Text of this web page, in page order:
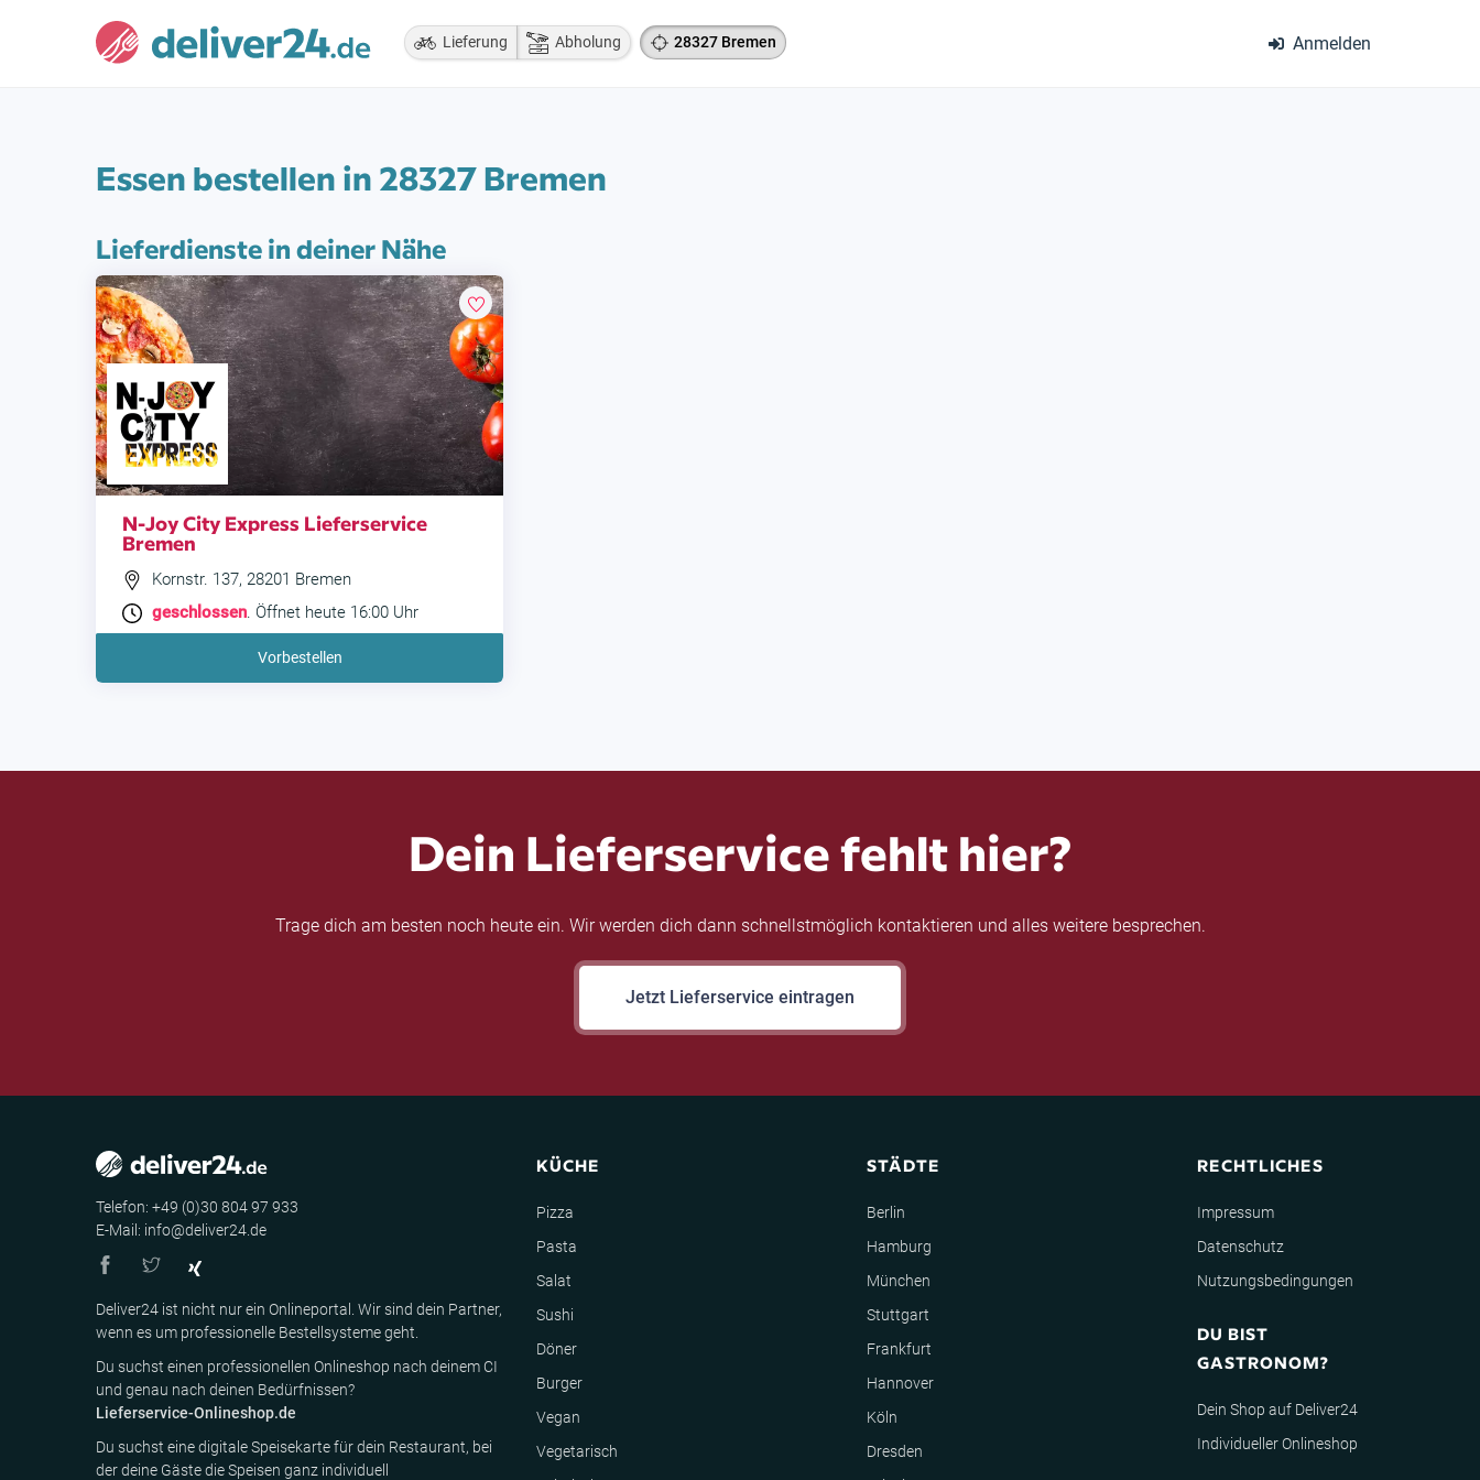
Anmelden
Lieferung Abholung 28327 Bremen
Essen bestellen in 28327 Bremen
Lieferdienste in deiner Nähe
N-Joy City Express Lieferservice
Bremen
Kornstr. 137, 28201 Bremen
geschlossen. Öffnet heute 16:00 Uhr
Vorbestellen
Dein Lieferservice fehlt hier?
Trage dich am besten noch heute ein. Wir werden dich dann schnellstmöglich kontaktieren und alles weitere besprechen.
Jetzt Lieferservice eintragen
Telefon: +49 (0)30 804 97 933
E-Mail: info@deliver24.de
Deliver24 ist nicht nur ein Onlineportal. Wir sind dein Partner,
wenn es um professionelle Bestellsysteme geht.
Du suchst einen professionellen Onlineshop nach deinem CI
und genau nach deinen Bedürfnissen?
Lieferservice-Onlineshop.de
Du suchst eine digitale Speisekarte für dein Restaurant, bei
der deine Gäste die Speisen ganz individuell
KÜCHE
Pizza
Pasta
Salat
Sushi
Döner
Burger
Vegan
Vegetarisch
STÄDTE
Berlin
Hamburg
München
Stuttgart
Frankfurt
Hannover
Köln
Dresden
RECHTLICHES
Impressum
Datenschutz
Nutzungsbedingungen
DU BIST
GASTRONOM?
Dein Shop auf Deliver24
Individueller Onlineshop